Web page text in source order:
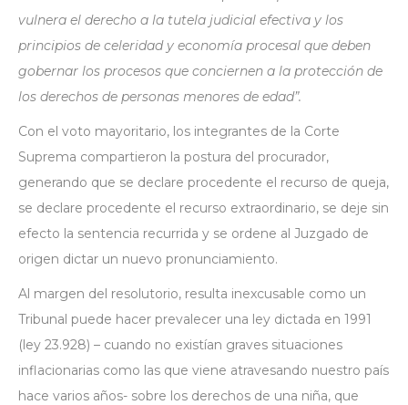
vulnera el derecho a la tutela judicial efectiva y los
principios de celeridad y economía procesal que deben
gobernar los procesos que conciernen a la protección de
los derechos de personas menores de edad”.
Con el voto mayoritario, los integrantes de la Corte
Suprema compartieron la postura del procurador,
generando que se declare procedente el recurso de queja,
se declare procedente el recurso extraordinario, se deje sin
efecto la sentencia recurrida y se ordene al Juzgado de
origen dictar un nuevo pronunciamiento.
Al margen del resolutorio, resulta inexcusable como un
Tribunal puede hacer prevalecer una ley dictada en 1991
(ley 23.928) – cuando no existían graves situaciones
inflacionarias como las que viene atravesando nuestro país
hace varios años- sobre los derechos de una niña, que